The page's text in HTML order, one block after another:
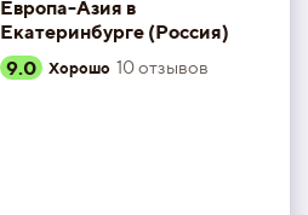
Европа-Азия в
Екатеринбурге (Россия)
9.0
Хорошо 10отзывов